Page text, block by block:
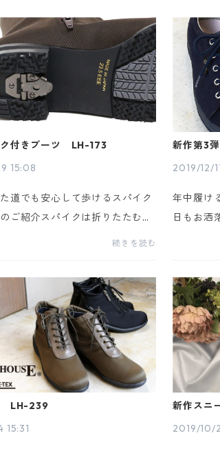
ク付きブーツ LH-173
15:08
道でも安心して歩けるスパイク
ご紹介スパイクは折りたたむこ
ので、普段使いもできます。
，23.5cm，24.0cm，24.5cm
続きを読む
新作第3
2019/12/
年中履け
日もお洒
ー LH-
Ｌ
約3...
LH-239
15:31
新作スニ
2019/10/